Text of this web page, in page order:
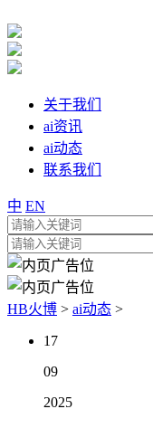
关于我们
ai资讯
ai动态
联系我们
中 EN
HB火博 > ai动态 >
17
09
2025